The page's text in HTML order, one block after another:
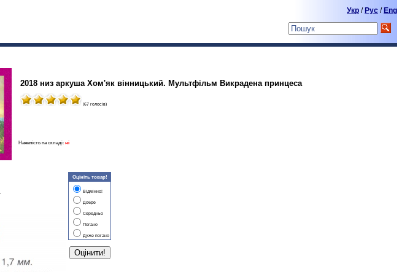
Укр / Pyc / Eng
2018 низ аркуша Хом'як вінницький. Мультфільм Викрадена принцеса
(67 голосів)
Наявність на складі: ні
Оцініть товар!
Відмінно!
Добре
Середньо
Погано
Дуже погано